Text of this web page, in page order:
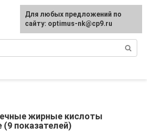
жирные кислоты
показателей)
Для любых предложений по
сайту: optimus-nk@cp9.ru